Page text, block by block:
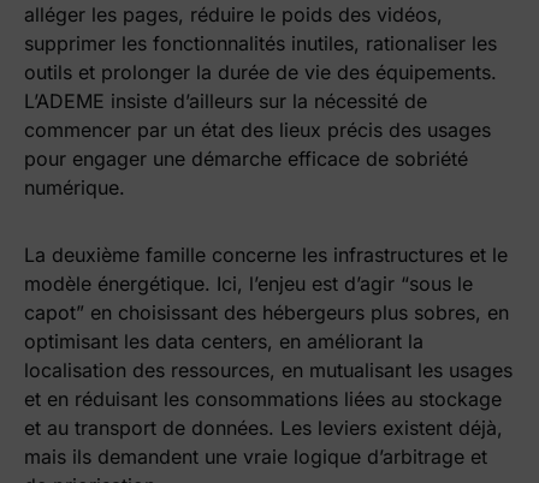
alléger les pages, réduire le poids des vidéos,
supprimer les fonctionnalités inutiles, rationaliser les
outils et prolonger la durée de vie des équipements.
L’ADEME insiste d’ailleurs sur la nécessité de
commencer par un état des lieux précis des usages
pour engager une démarche efficace de sobriété
numérique.
La deuxième famille concerne les infrastructures et le
modèle énergétique. Ici, l’enjeu est d’agir “sous le
capot” en choisissant des hébergeurs plus sobres, en
optimisant les data centers, en améliorant la
localisation des ressources, en mutualisant les usages
et en réduisant les consommations liées au stockage
et au transport de données. Les leviers existent déjà,
mais ils demandent une vraie logique d’arbitrage et